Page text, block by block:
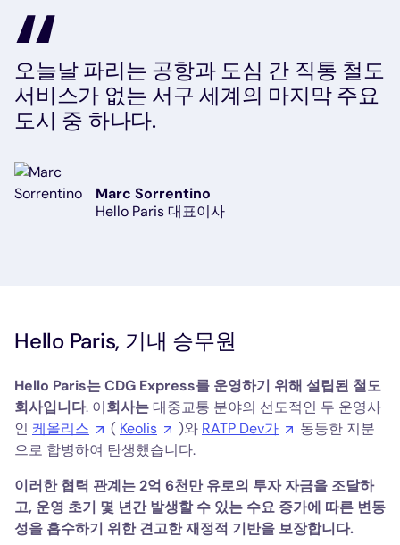
오늘날 파리는 공항과 도심 간 직통 철도
서비스가 없는 서구 세계의 마지막 주요
도시 중 하나다.
Marc Sorrentino
Hello Paris 대표이사
Hello Paris, 기내 승무원
Hello Paris는 CDG Express를 운영하기 위해 설립된 철도
회사입니다. 이회사는대중교통 분야의 선도적인 두 운영사
인 케올리스 ( Keolis )와 RATP Dev가
동등한 지분
으로 합병하여 탄생했습니다.
이러한 협력 관계는 2억 6천만 유로의 투자 자금을 조달하
고, 운영 초기 몇 년간 발생할 수 있는 수요 증가에 따른 변동
성을 흡수하기 위한 견고한 재정적 기반을 보장합니다.